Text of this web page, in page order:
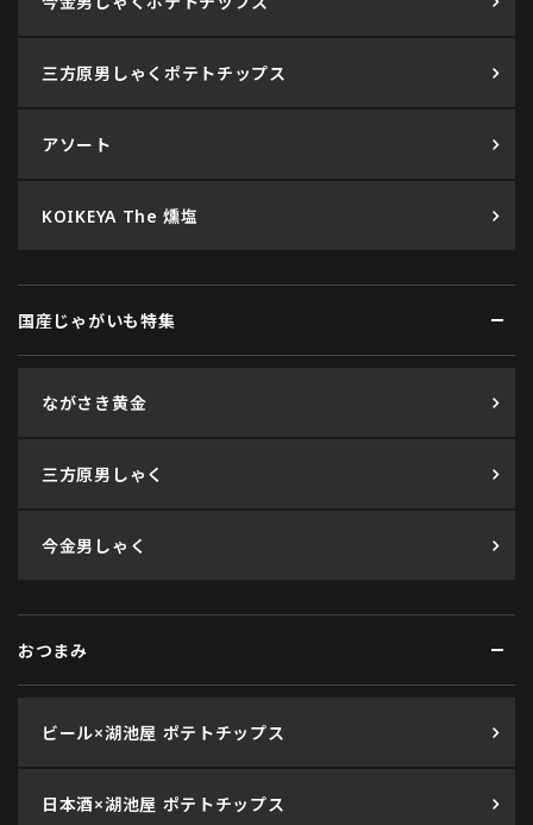
三方原男しゃくポテトチップス
アソート
KOIKEYA The 燻塩
国産じゃがいも特集
ながさき黄金
三方原男しゃく
今金男しゃく
おつまみ
ビール×湖池屋 ポテトチップス
日本酒×湖池屋 ポテトチップス